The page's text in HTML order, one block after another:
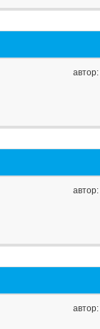
автор:
автор:
автор: